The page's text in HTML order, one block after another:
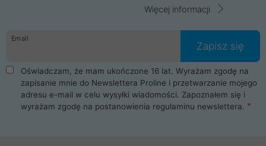
Więcej informacji
Email
Zapisz się
Oświadczam, że mam ukończone 16 lat. Wyrażam zgodę na
zapisanie mnie do Newslettera Proline i przetwarzanie mojego
adresu e-mail w celu wysyłki wiadomości. Zapoznałem się i
wyrażam zgodę na postanowienia regulaminu newslettera.